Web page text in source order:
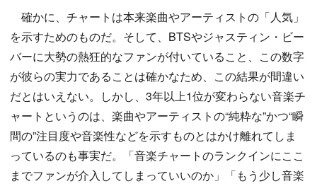
確かに、チャートは本来楽曲やアーティストの「人気」
を示すためのものだ。そして、BTSやジャスティン・ビー
バーに大勢の熱狂的なファンが付いていること、この数字
が彼らの実力であることは確かなため、この結果が間違い
だとはいえない。しかし、3年以上1位が変わらない音楽チ
ャートというのは、楽曲やアーティストの“純粋な”かつ“瞬
間の”注目度や音楽性などを示すものとはかけ離れてしま
っているのも事実だ。「音楽チャートのランクインにここ
までファンが介入してしまっていいのか」「もう少し音楽